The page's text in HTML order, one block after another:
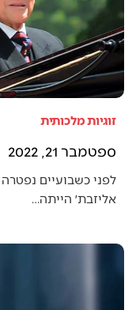
זוגיות מלכותית
ספטמבר 21, 2022
אליזבת׳ הייתה…